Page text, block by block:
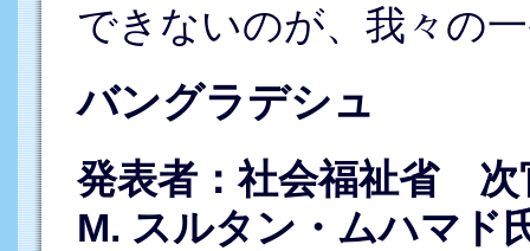
できないのが、我々の
バングラデシュ
発表者：社会福祉省
M. スルタン・ムハマド